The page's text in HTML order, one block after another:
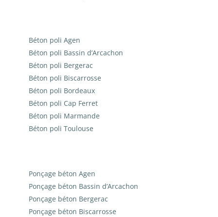
Béton poli Agen
Béton poli Bassin d’Arcachon
Béton poli Bergerac
Béton poli Biscarrosse
Béton poli Bordeaux
Béton poli Cap Ferret
Béton poli Marmande
Béton poli Toulouse
Ponçage béton Agen
Ponçage béton Bassin d’Arcachon
Ponçage béton Bergerac
Ponçage béton Biscarrosse